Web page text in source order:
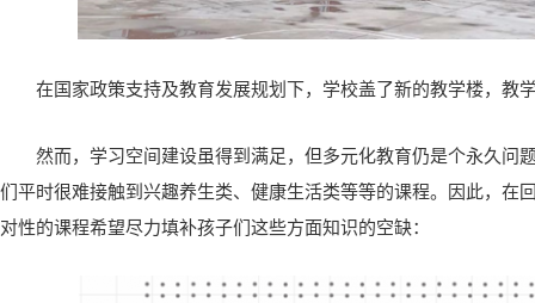
在国家政策支持及教育发展规划下，学校盖了新的教学楼，教
然而，学习空间建设虽得到满足，但多元化教育仍是个永久问
们平时很难接触到兴趣养生类、健康生活类等等的课程。因此，在
对性的课程希望尽力填补孩子们这些方面知识的空缺：